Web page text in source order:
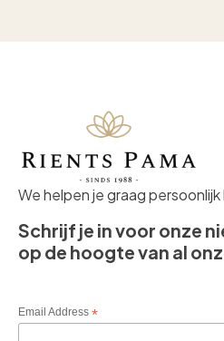
We helpen je graag persoonlijk
Schrijf je in voor onze
op de hoogte van al
Email Address *